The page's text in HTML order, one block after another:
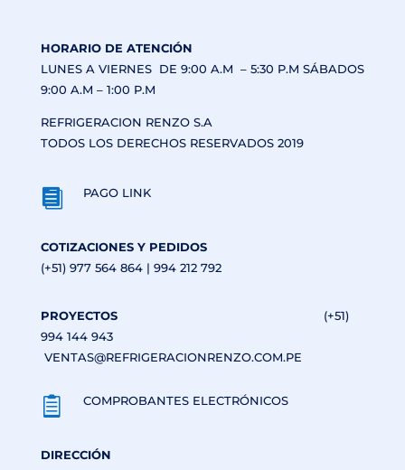
HORARIO DE ATENCIÓN
LUNES A VIERNES DE 9:00 A.M – 5:30 P.M SÁBADOS
9:00 A.M – 1:00 P.M
REFRIGERACION RENZO S.A
TODOS LOS DERECHOS RESERVADOS 2019
 PAGO LINK
COTIZACIONES Y PEDIDOS
(+51) 977 564 864 | 994 212 792
PROYECTOS (+51)
994 144 943
VENTAS@REFRIGERACIONRENZO.COM.PE
 COMPROBANTES ELECTRÓNICOS
DIRECCIÓN